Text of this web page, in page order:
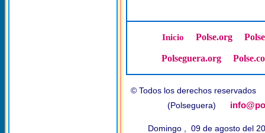
Inicio Polse.org
Polseguera.org
© Todos los derechos
(Polseguera)
Domingo , 09 de agosto del